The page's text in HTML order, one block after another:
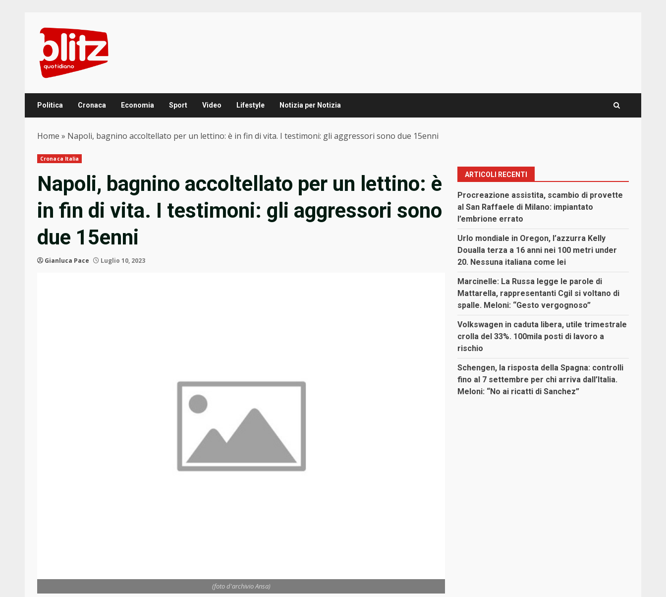
content
Politica Cronaca Economia Sport Video Lifestyle Notizia per Notizia
Home » Napoli, bagnino accoltellato per un lettino: è in fin di vita. I testimoni: gli aggressori sono due 15enni
Cronaca Italia
Napoli, bagnino accoltellato per un lettino: è
in fin di vita. I testimoni: gli aggressori sono
due 15enni
Gianluca Pace Luglio 10, 2023
(foto d'archivio Ansa)
ARTICOLI RECENTI
Procreazione assistita, scambio di provette
al San Raffaele di Milano: impiantato
l’embrione errato
Urlo mondiale in Oregon, l’azzurra Kelly
Doualla terza a 16 anni nei 100 metri under
20. Nessuna italiana come lei
Marcinelle: La Russa legge le parole di
Mattarella, rappresentanti Cgil si voltano di
spalle. Meloni: “Gesto vergognoso”
Volkswagen in caduta libera, utile trimestrale
crolla del 33%. 100mila posti di lavoro a
rischio
Schengen, la risposta della Spagna: controlli
fino al 7 settembre per chi arriva dall’Italia.
Meloni: “No ai ricatti di Sanchez”